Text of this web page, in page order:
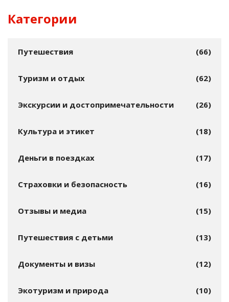
Категории
Путешествия (66)
Туризм и отдых (62)
Экскурсии и достопримечательности (26)
Культура и этикет (18)
Деньги в поездках (17)
Страховки и безопасность (16)
Отзывы и медиа (15)
Путешествия с детьми (13)
Документы и визы (12)
Экотуризм и природа (10)